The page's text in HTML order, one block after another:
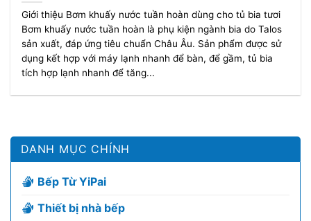
Giới thiệu Bơm khuấy nước tuần hoàn dùng cho tủ bia tươi
Bơm khuấy nước tuần hoàn là phụ kiện ngành bia do Talos
sản xuất, đáp ứng tiêu chuẩn Châu Âu. Sản phẩm được sử
dụng kết hợp với máy lạnh nhanh để bàn, để gầm, tủ bia
tích hợp lạnh nhanh để tăng...
DANH MỤC CHÍNH
Bếp Từ YiPai
Thiết bị nhà bếp